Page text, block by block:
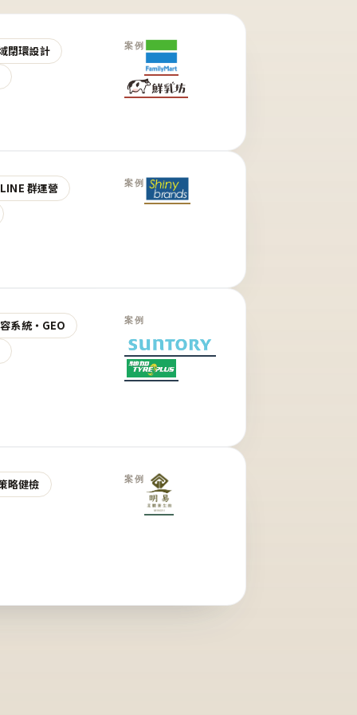
閉環設計
案例
群運營 案例
系統・GEO
案例
略健檢 案例